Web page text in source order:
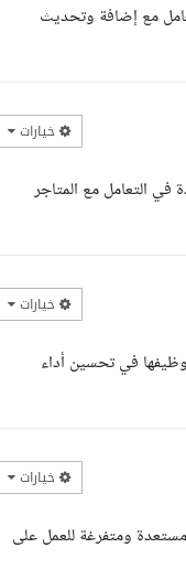
مع إضافة وتحديث
خيارات
التعامل مع المتاجر
خيارات
في تحسين أداء
خيارات
ومتفرغة للعمل على